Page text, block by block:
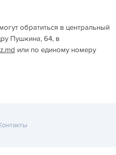
обратиться в центральный
Пушкина, 64, в
или по единому номеру